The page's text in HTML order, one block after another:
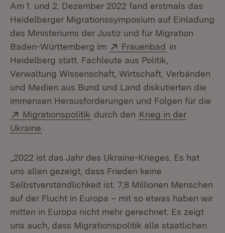
Am 1. und 2. Dezember 2022 fand erstmals das
Heidelberger Migrationssymposium auf Einladung
des Ministeriums der Justiz und für Migration
Baden-Württemberg im
Extern:
Frauenbad (Öffnet in
in
Heidelberg statt. Fachleute aus Politik,
Verwaltung Wissenschaft, Wirtschaft, Verbänden
und Medien aus Bund und Land diskutierten die
immensen Herausforderungen und Folgen für die
Extern:
Migrationspolitik (Öffnet in neuem Fenster)
durch den Krieg in der
Ukraine
„2022 ist das Jahr des Ukraine-Krieges. Es hat
uns allen gezeigt, dass Frieden keine
Selbstverständlichkeit ist. 7,8 Millionen Menschen
auf der Flucht in Europa – mit so etwas haben wir
mitten in Europa nicht mehr gerechnet. Es zeigt
uns auch, dass Migrationspolitik alle staatlichen